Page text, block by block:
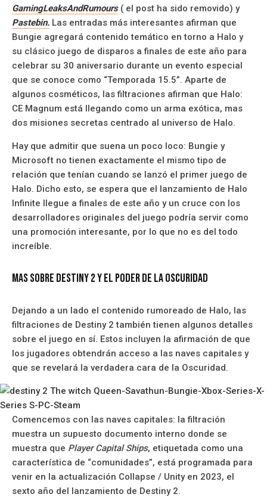
GamingLeaksAndRumours( el post ha sido removido) y
Pastebin. Las entradas más interesantes afirman que
Bungie agregará contenido temático en torno a Halo y
su clásico juego de disparos a finales de este año para
celebrar su 30 aniversario durante un evento especial
que se conoce como “Temporada 15.5”. Aparte de
algunos cosméticos, las filtraciones afirman que Halo:
CE Magnum está llegando como un arma exótica, mas
dos misiones secretas centrado al universo de Halo.
Hay que admitir que suena un poco loco: Bungie y
Microsoft no tienen exactamente el mismo tipo de
relación que tenían cuando se lanzó el primer juego de
Halo. Dicho esto, se espera que el lanzamiento de Halo
Infinite llegue a finales de este año y un cruce con los
desarrolladores originales del juego podría servir como
una promoción interesante, por lo que no es del todo
increíble.
Mas sobre Destiny 2 y el poder de la oscuridad
Dejando a un lado el contenido rumoreado de Halo, las
filtraciones de Destiny 2 también tienen algunos detalles
sobre el juego en sí. Estos incluyen la afirmación de que
los jugadores obtendrán acceso a las naves capitales y
que se revelará la verdadera cara de la Oscuridad.
Comencemos con las naves capitales: la filtración
muestra un supuesto documento interno donde se
muestra que Player Capital Ships, etiquetada como una
característica de “comunidades”, está programada para
venir en la actualización Collapse / Unity en 2023, el
sexto año del lanzamiento de Destiny 2.